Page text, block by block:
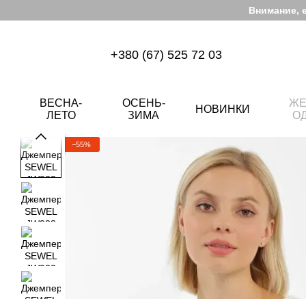
Внимание,
+380 (67) 525 72 03
ВЕСНА-
ЛЕТО
ОСЕНЬ-
ЗИМА
НОВИНКИ
−55%